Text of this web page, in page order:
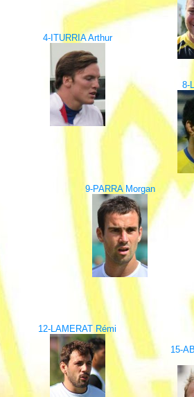
4-ITURRIA Arthur
8-
9-PARRA Morgan
12-LAMERAT Rémi
15-